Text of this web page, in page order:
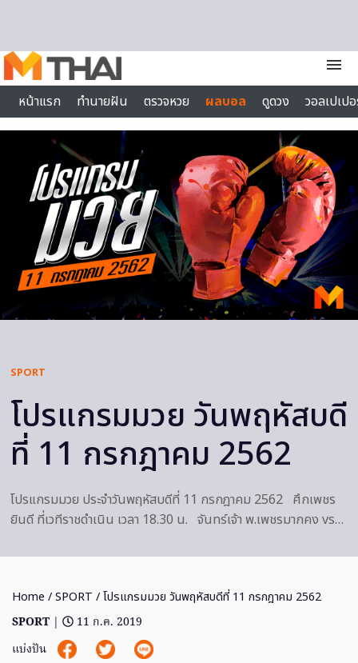
menu
หน้าแรก
ทำนายฝัน ตรวจหวย ผลบอล ดูดวง
วอลเปเป
ไลฟ์สไตล์
SPORT
โปรแกรมมวย วันพฤหัสบดี
ที่ 11 กรกฎาคม 2562
โปรแกรมมวย ประจำวันพฤหัสบดีที่ 11 กรกฎาคม 2562 ศึกเพชร
ยินดี ที่เวทีราชดำเนิน เวลา 18.30 น. จันทร์เจ้า พ.เพชรมากคง vs…
Home /SPORT / โปรแกรมมวย วันพฤหัสบดีที่ 11 กรกฎาคม 2562
SPORT |
11 ก.ค. 2019
แบ่งปัน